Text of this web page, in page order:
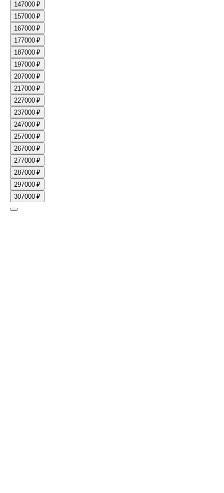
147000 ₽
157000 ₽
167000 ₽
177000 ₽
187000 ₽
197000 ₽
207000 ₽
217000 ₽
227000 ₽
237000 ₽
247000 ₽
257000 ₽
267000 ₽
277000 ₽
287000 ₽
297000 ₽
307000 ₽